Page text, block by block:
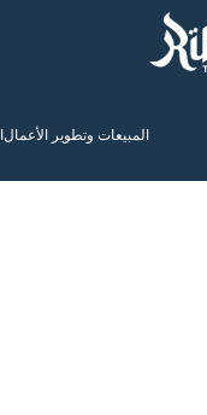
المبيعات وتطوير الأعمال